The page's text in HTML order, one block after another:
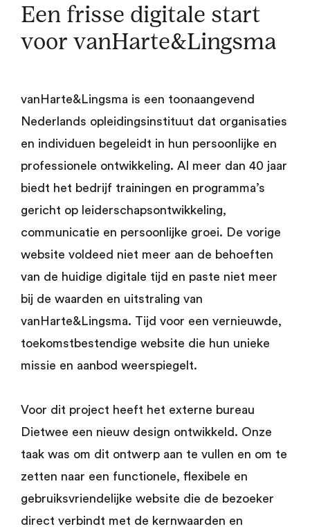
Een frisse digitale start
voor vanHarte&Lingsma
vanHarte&Lingsma is een toonaangevend
Nederlands opleidingsinstituut dat organisaties
en individuen begeleidt in hun persoonlijke en
professionele ontwikkeling. Al meer dan 40 jaar
biedt het bedrijf trainingen en programma’s
gericht op leiderschapsontwikkeling,
communicatie en persoonlijke groei. De vorige
website voldeed niet meer aan de behoeften
van de huidige digitale tijd en paste niet meer
bij de waarden en uitstraling van
vanHarte&Lingsma. Tijd voor een vernieuwde,
toekomstbestendige website die hun unieke
missie en aanbod weerspiegelt.
Voor dit project heeft het externe bureau
Dietwee een nieuw design ontwikkeld. Onze
taak was om dit ontwerp aan te vullen en om te
zetten naar een functionele, flexibele en
gebruiksvriendelijke website die de bezoeker
direct verbindt met de kernwaarden en